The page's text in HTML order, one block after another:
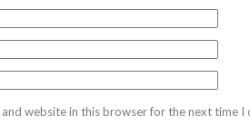
and website in this browser for the next time I